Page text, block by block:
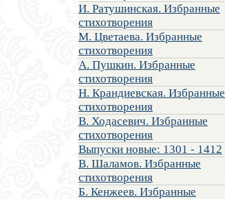
И. Ратушинская. Избранные
стихотворения
М. Цветаева. Избранные
стихотворения
А. Пушкин. Избранные
стихотворения
Н. Крандиевская. Избранные
стихотворения
В. Ходасевич. Избранные
стихотворения
Выпуски новые: 1301 - 1412
В. Шаламов. Избранные
стихотворения
Б. Кенжеев. Избранные